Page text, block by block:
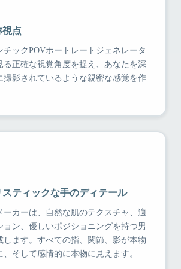
視点
チックPOVポートレートジェネレータ
る正確な視覚角度を捉え、あなたを深
撮影されているような親密な感覚を作
ティックな手のディテール
ーカーは、自然な肌のテクスチャ、適
ョン、優しいポジショニングを持つ男
します。すべての指、関節、影が本物
そして感情的に本物に見えます。